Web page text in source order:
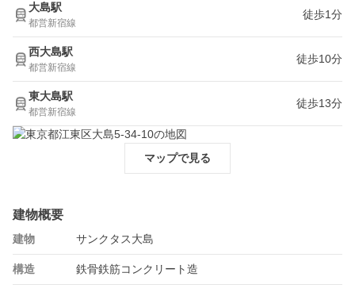
大島駅
都営新宿線
徒歩1分
西大島駅
都営新宿線
徒歩10分
東大島駅
都営新宿線
徒歩13分
マップで見る
建物概要
建物 サンクタス大島
構造 鉄骨鉄筋コンクリート造